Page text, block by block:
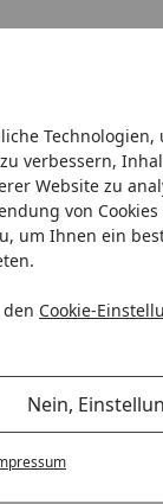
Technologien,
verbessern,
Website zu
von
um Ihnen ein
Cookie-
Nein,
Tricks
Carport &
inkl.
im Sorglos-
nach